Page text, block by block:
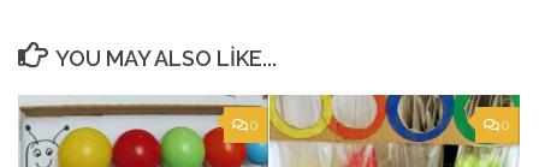
YOU MAY ALSO LIKE...
0 0